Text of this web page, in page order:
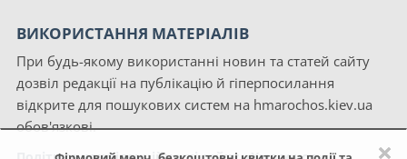
ВИКОРИСТАННЯ МАТЕРІАЛІВ
При будь-якому використанні новин та статей сайту
дозвіл редакції на публікацію й гіперпосилання
відкрите для пошукових систем на hmarochos.kiev.ua
обов'язкові.